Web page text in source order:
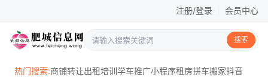
注册/登录 会员中心
搜索
热门搜索:商铺转让出租培训学车推广小程序租房拼车搬家抖音